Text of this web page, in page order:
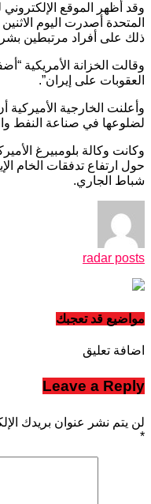
وقد أظهر الموقع الإلكتروني
المتحدة أصدرت اليوم
ذلك على أفراد مرتبطين
وقالت الخزانة الأمريكية
العقوبات على إيران”.
لضلوعها في صناعة النفط
وكانت وكالة بلومبيرغ
حول ارتفاع تدفقات الخام
شباط الجاري.
radar posts
مواضيع قد تعجبك
اضافة تعليق
Leave a Reply
لن يتم نشر عنوان بريدك
*